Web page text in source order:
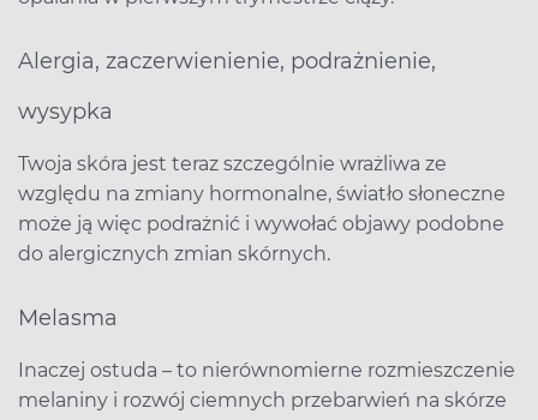
Alergia, zaczerwienienie, podrażnienie,
wysypka
Twoja skóra jest teraz szczególnie wrażliwa ze
względu na zmiany hormonalne, światło słoneczne
może ją więc podrażnić i wywołać objawy podobne
do alergicznych zmian skórnych.
Melasma
Inaczej ostuda – to nierównomierne rozmieszczenie
melaniny i rozwój ciemnych przebarwień na skórze